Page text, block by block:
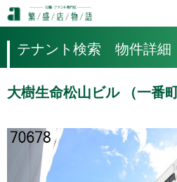
テナント検索 物件詳細
大樹生命松山ビル （一番